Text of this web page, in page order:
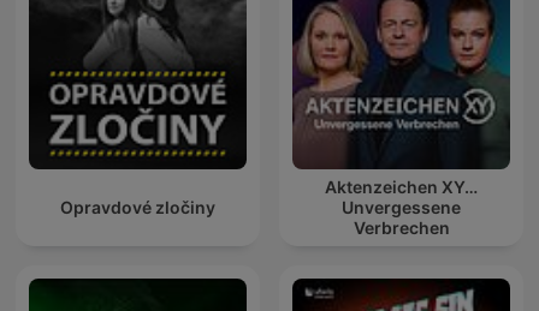
Opravdové zločiny
Aktenzeichen XY…
Unvergessene
Verbrechen